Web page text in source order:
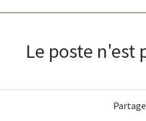
Le poste n'est